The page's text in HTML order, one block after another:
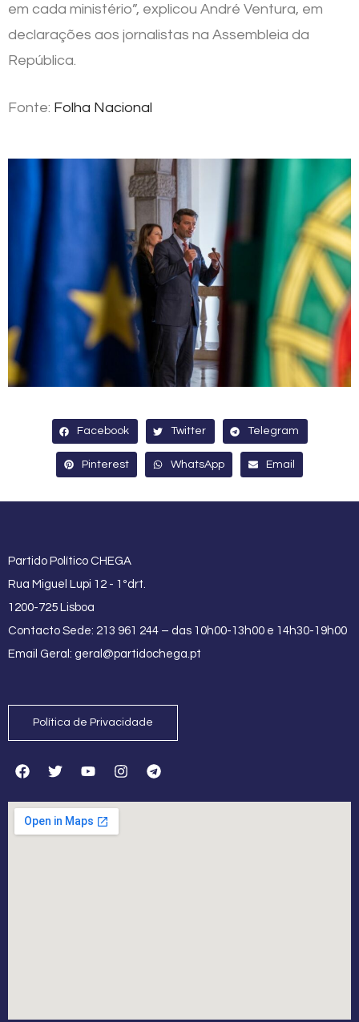
em cada ministério”, explicou André Ventura, em
declarações aos jornalistas na Assembleia da
República.
Fonte: Folha Nacional
Facebook Twitter Telegram
Pinterest WhatsApp Email
Partido Político CHEGA
Rua Miguel Lupi 12 - 1ºdrt.
1200-725 Lisboa
Contacto Sede: 213 961 244 – das 10h00-13h00 e 14h30-19h00
Email Geral: geral@partidochega.pt
Política de Privacidade